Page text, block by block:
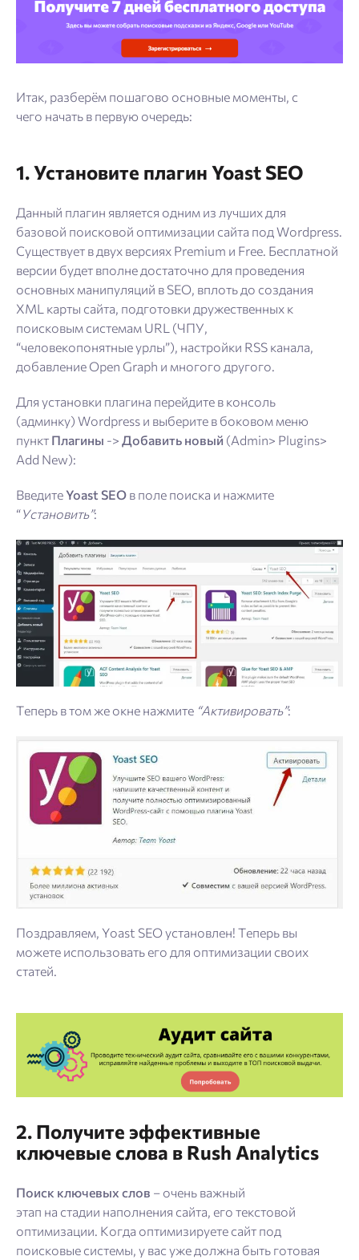
Итак, разберём пошагово основные моменты, с
чего начать в первую очередь:
1. Установите плагин Yoast SEO
Данный плагин является одним из лучших для
базовой поисковой оптимизации сайта под Wordpress.
Существует в двух версиях Premium и Free. Бесплатной
версии будет вполне достаточно для проведения
основных манипуляций в SEO, вплоть до создания
XML карты сайта, подготовки дружественных к
поисковым системам URL (ЧПУ,
“человекопонятные урлы”), настройки RSS канала,
добавление Open Graph и многого другого.
Для установки плагина перейдите в консоль
(админку) Wordpress и выберите в боковом меню
пункт Плагины -> Добавить новый (Admin> Plugins>
Add New):
ВведитеYoast SEO в поле поиска и нажмите
“Установить”:
Теперь в том же окне нажмите “Активировать”:
Поздравляем, Yoast SEO установлен! Теперь вы
можете использовать его для оптимизации своих
статей.
2. Получите эффективные
ключевые слова в Rush Analytics
Поиск ключевых слов – очень важный
этап на стадии наполнения сайта, его текстовой
оптимизации. Когда оптимизируете сайт под
поисковые системы, у вас уже должна быть готовая